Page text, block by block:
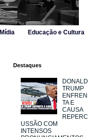
Mídia Educação e Cultura
Destaques
DONALD
TRUMP
ENFREN
TA E
CAUSA
REPERC
USSÃO COM
INTENSOS